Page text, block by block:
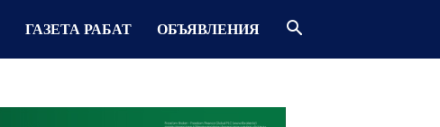
ГАЗЕТА РАБАТ ОБЪЯВЛЕНИЯ